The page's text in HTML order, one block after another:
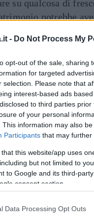
- Do Not Process My
opt-out of the sale, sharing
for targeted
selection. Please note that
interest-based ads
to third parties
of your personal
This information may also
Participants that may further
that this website/app uses
but not limited to
to Google and its third-
consent section.
Data Processing Opt Outs
su qualcosa di
potrebbe
più decisa.
per qualcosa
fluo. Qualche
oppure un top
luogo elegante,